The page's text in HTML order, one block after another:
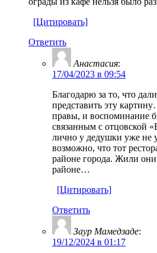
[Цитировать]
Ответить
Анастасия:
17/04/2023 в 09:54
Благодарю за то, что
представить эту
правы, и воспоминание
связанным с отцовской
лично у дедушки уже не
возможно, что тот
районе города. Жили
районе…
[Цитировать]
Ответить
Заур Мамедзаде:
19/12/2024 в 01:17